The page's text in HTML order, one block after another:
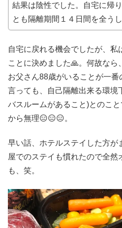
結果は陰性でした。自宅に帰
とも隔離期間１４日間を全う
自宅に戻れる機会でしたが、私
ことに決めました🙏。何故なら
お父さん88歳がいることが一番
言っても、自己隔離出来る環境
バスルームがあること)とのこ
から無理😑😑😑。
早い話、ホテルステイした方が
屋でのステイも慣れたので全然
も、笑。